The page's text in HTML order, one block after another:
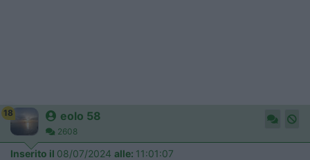
18 eolo 58
2608
Inserito il 08/07/2024 alle: 11:01:07